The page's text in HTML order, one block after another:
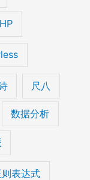
尺八
数据分析
则表达式